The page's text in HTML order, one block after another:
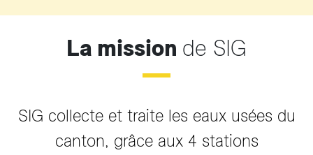
La mission de SIG
SIG collecte et traite les eaux usées du
canton, grâce aux 4 stations